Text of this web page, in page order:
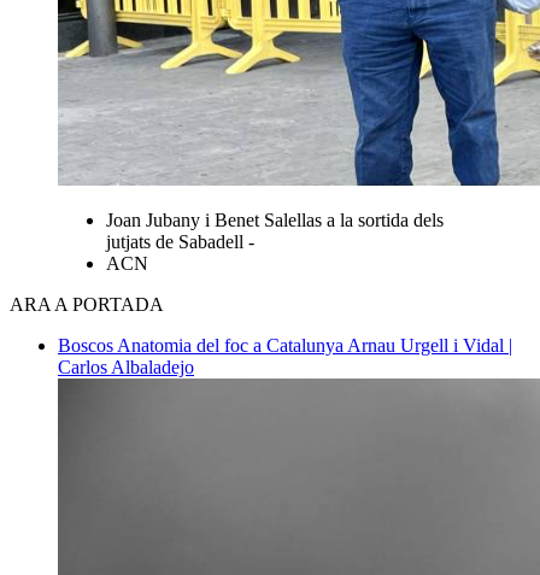
Joan Jubany i Benet Salellas a la sortida dels
jutjats de Sabadell -
ACN
ARA A PORTADA
Boscos Anatomia del foc a Catalunya Arnau Urgell i Vidal |
Carlos Albaladejo